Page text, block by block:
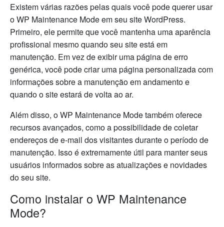
Existem várias razões pelas quais você pode querer usar
o WP Maintenance Mode em seu site WordPress.
Primeiro, ele permite que você mantenha uma aparência
profissional mesmo quando seu site está em
manutenção. Em vez de exibir uma página de erro
genérica, você pode criar uma página personalizada com
informações sobre a manutenção em andamento e
quando o site estará de volta ao ar.
Além disso, o WP Maintenance Mode também oferece
recursos avançados, como a possibilidade de coletar
endereços de e-mail dos visitantes durante o período de
manutenção. Isso é extremamente útil para manter seus
usuários informados sobre as atualizações e novidades
do seu site.
Como instalar o WP Maintenance
Mode?